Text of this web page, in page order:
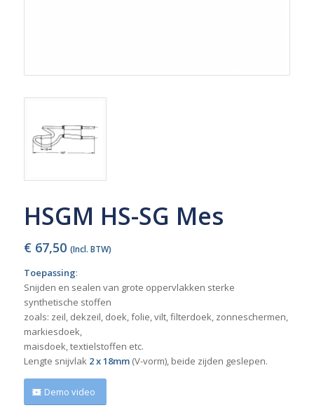
HSGM HS-SG Mes
€ 67,50 (Incl. BTW)
Toepassing:
Snijden en sealen van grote oppervlakken sterke
synthetische stoffen
zoals: zeil, dekzeil, doek, folie, vilt, filterdoek, zonneschermen,
markiesdoek,
maisdoek, textielstoffen etc.
Lengte snijvlak 2 x 18mm(V-vorm), beide zijden geslepen.
Demo video